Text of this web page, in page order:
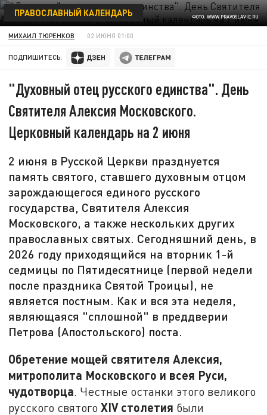
ФОТО: WWW.PRAVOSLAVIE.RU
ПРАВОСЛАВНЫЙ КАЛЕНДАРЬ
МИХАИЛ ТЮРЕНКОВ 02 ИЮНЯ 01:00
ПОДПИШИТЕСЬ:
"Духовный отец русского единства". День
Святителя Алексия Московского.
Церковный календарь на 2 июня
2 июня в Русской Церкви празднуется
память святого, ставшего духовным отцом
зарождающегося единого русского
государства, Святителя Алексия
Московского, а также нескольких других
православных святых. Сегодняшний день, в
2026 году приходящийся на вторник 1-й
седмицы по Пятидесятнице (первой недели
после праздника Святой Троицы), не
является постным. Как и вся эта неделя,
являющаяся "сплошной" в преддверии
Петрова (Апостольского) поста.
Обретение мощей святителя Алексия,
митрополита Московского и всея Руси,
чудотворца. Честные останки этого великого
русского святогоXIVстолетия были